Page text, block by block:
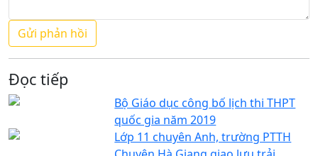
Đọc tiếp
Bộ Giáo dục công bố lịch thi THPT
quốc gia năm 2019
Lớp 11 chuyên Anh, trường PTTH